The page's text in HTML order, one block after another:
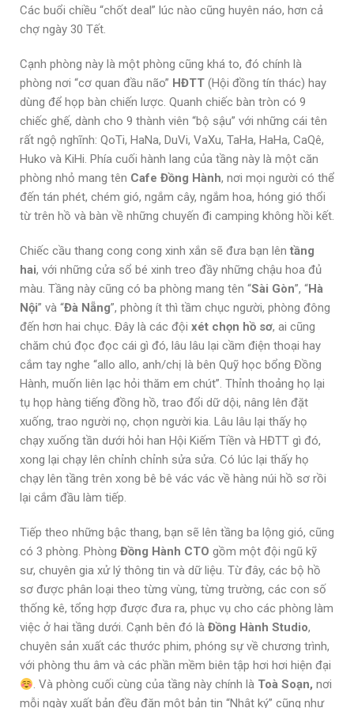
Các buổi chiều “chốt deal” lúc nào cũng huyên náo, hơn cả
chợ ngày 30 Tết.
Cạnh phòng này là một phòng cũng khá to, đó chính là
phòng nơi “cơ quan đầu não” HĐTT (Hội đồng tín thác) hay
dùng để họp bàn chiến lược. Quanh chiếc bàn tròn có 9
chiếc ghế, dành cho 9 thành viên “bộ sậu” với những cái tên
rất ngộ nghĩnh: QoTi, HaNa, DuVi, VaXu, TaHa, HaHa, CaQê,
Huko và KiHi. Phía cuối hành lang của tầng này là một căn
phòng nhỏ mang tên Cafe Đồng Hành, nơi mọi người có thể
đến tán phét, chém gió, ngắm cây, ngắm hoa, hóng gió thổi
từ trên hồ và bàn về những chuyến đi camping không hồi kết.
Chiếc cầu thang cong cong xinh xắn sẽ đưa bạn lên tầng
hai, với những cửa sổ bé xinh treo đầy những chậu hoa đủ
màu. Tầng này cũng có ba phòng mang tên “Sài Gòn”, “Hà
Nội” và “Đà Nẵng”, phòng ít thì tầm chục người, phòng đông
đến hơn hai chục. Đây là các đội xét chọn hồ sơ, ai cũng
chăm chú đọc đọc cái gì đó, lâu lâu lại cầm điện thoại hay
cắm tay nghe “allo allo, anh/chị là bên Quỹ học bổng Đồng
Hành, muốn liên lạc hỏi thăm em chút”. Thỉnh thoảng họ lại
tụ họp hàng tiếng đồng hồ, trao đổi dữ dội, nâng lên đặt
xuống, trao người nọ, chọn người kia. Lâu lâu lại thấy họ
chạy xuống tần dưới hỏi han Hội Kiếm Tiền và HĐTT gì đó,
xong lại chạy lên chỉnh chỉnh sửa sửa. Có lúc lại thấy họ
chạy lên tầng trên xong bê bê vác vác về hàng núi hồ sơ rồi
lại cắm đầu làm tiếp.
Tiếp theo những bậc thang, bạn sẽ lên tầng ba lộng gió, cũng
có 3 phòng. Phòng Đồng Hành CTO gồm một đội ngũ kỹ
sư, chuyên gia xử lý thông tin và dữ liệu. Từ đây, các bộ hồ
sơ được phân loại theo từng vùng, từng trường, các con số
thống kê, tổng hợp được đưa ra, phục vụ cho các phòng làm
việc ở hai tầng dưới. Cạnh bên đó là Đồng Hành Studio,
chuyên sản xuất các thước phim, phóng sự về chương trình,
với phòng thu âm và các phần mềm biên tập hơi hơi hiện đại
. Và phòng cuối cùng của tầng này chính là Toà Soạn, nơi
mỗi ngày xuất bản đều đặn một bản tin “Nhật ký” cũng như